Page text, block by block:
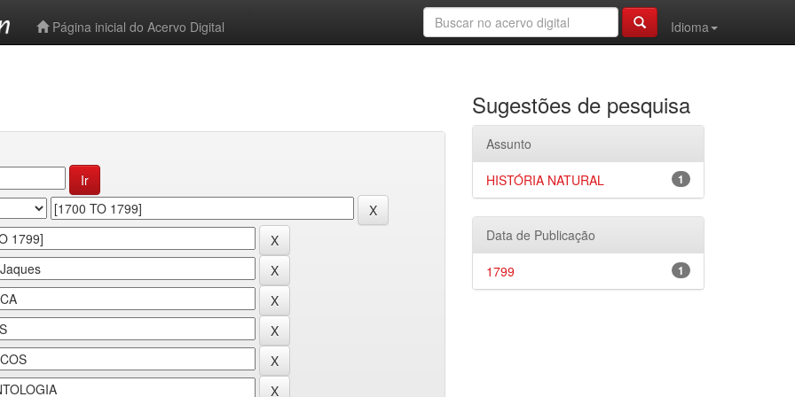
Página inicial do Acervo Digital
Idioma
Sugestões de pesquisa
Assunto
1
HISTÓRIA NATURAL
Data de Publicação
1
1799